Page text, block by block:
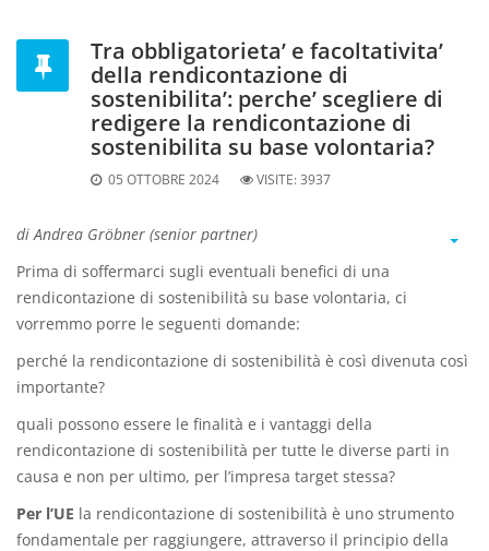
Tra obbligatorieta’ e facoltativita’
della rendicontazione di
sostenibilita’: perche’ scegliere di
redigere la rendicontazione di
sostenibilita su base volontaria?
05 OTTOBRE 2024 VISITE:3937
di Andrea Gröbner (senior partner)
Prima di soffermarci sugli eventuali benefici di una
rendicontazione di sostenibilità su base volontaria, ci
vorremmo porre le seguenti domande:
perché la rendicontazione di sostenibilità è così divenuta così
importante?
quali possono essere le finalità e i vantaggi della
rendicontazione di sostenibilità per tutte le diverse parti in
causa e non per ultimo, per l’impresa target stessa?
Per l’UE la rendicontazione di sostenibilità è uno strumento
fondamentale per raggiungere, attraverso il principio della